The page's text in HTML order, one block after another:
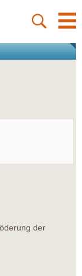
der